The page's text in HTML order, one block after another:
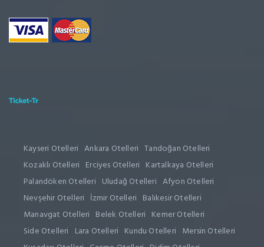
Kayseri Otelleri Ankara Otelleri Tandoğan Otelleri
Kozaklı Otelleri Erciyes Otelleri Kartalkaya Otelleri
Palandöken Otelleri Uludağ Otelleri Afyon Otelleri
Nevşehir Otelleri İzmir Otelleri Balıkesir Otelleri
Manavgat Otelleri Belek Otelleri Kemer Otelleri
Side Otelleri Lara Otelleri Kundu Otelleri Mersin Otelleri